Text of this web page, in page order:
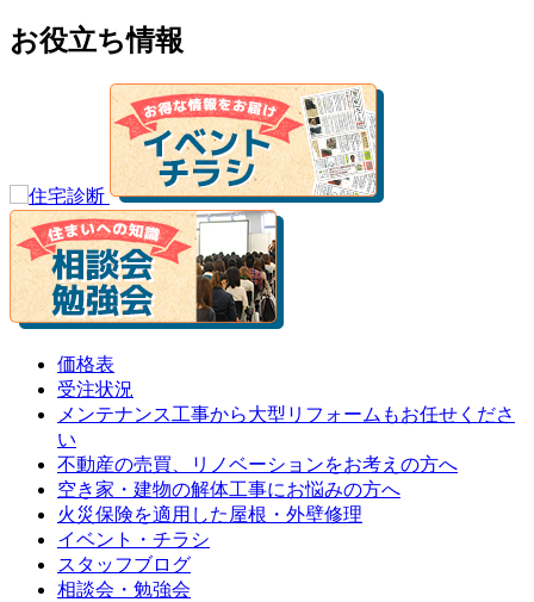
お役立ち情報
価格表
受注状況
メンテナンス工事から大型リフォームもお任せくださ
い
不動産の売買、リノベーションをお考えの方へ
空き家・建物の解体工事にお悩みの方へ
火災保険を適用した屋根・外壁修理
イベント・チラシ
スタッフブログ
相談会・勉強会